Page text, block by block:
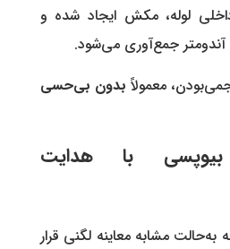
لوله، مکش ایجاد شده و
جمع‌آوری می‌شود.
معمولاً بدون بی‌حسی
با هدایت
به‌حالت مشابه معاینه لگنی قرار